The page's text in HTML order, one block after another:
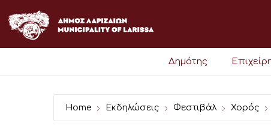
στο
περιεχόμενο
Δημότης
Home Εκδηλώσεις Φεστιβάλ Χορός